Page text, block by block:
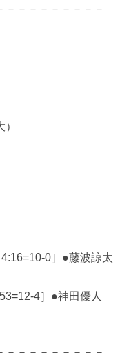
－－－－－－－－－
0］●藤波諒太
4］●神田優人
－－－－－－－－－